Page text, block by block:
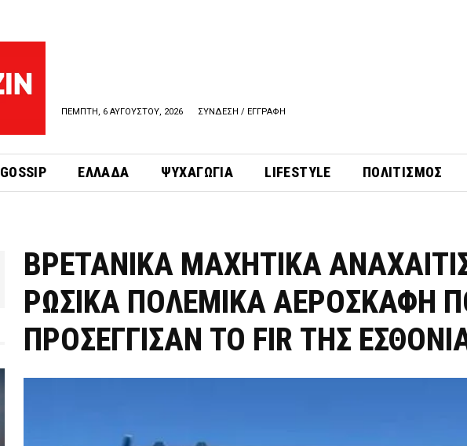
ΠΕΜΠΤΗ, 6 ΑΥΓΟΥΣΤΟΥ, 2026 ΣΥΝΔΕΣΗ / ΕΓΓΡΑΦΗ
GOSSIP ΕΛΛΑΔΑ ΨΥΧΑΓΩΓΙΑ LIFESTYLE ΠΟΛΙΤΙΣΜΟΣ
ΒΡΕΤΑΝΙΚΑ ΜΑΧΗΤΙΚΑ
ΡΩΣΙΚΑ ΠΟΛΕΜΙΚΑ ΑΕΡΟΣΚΑΦΗ
ΠΡΟΣΕΓΓΙΣΑΝ ΤΟ FIR ΤΗΣ